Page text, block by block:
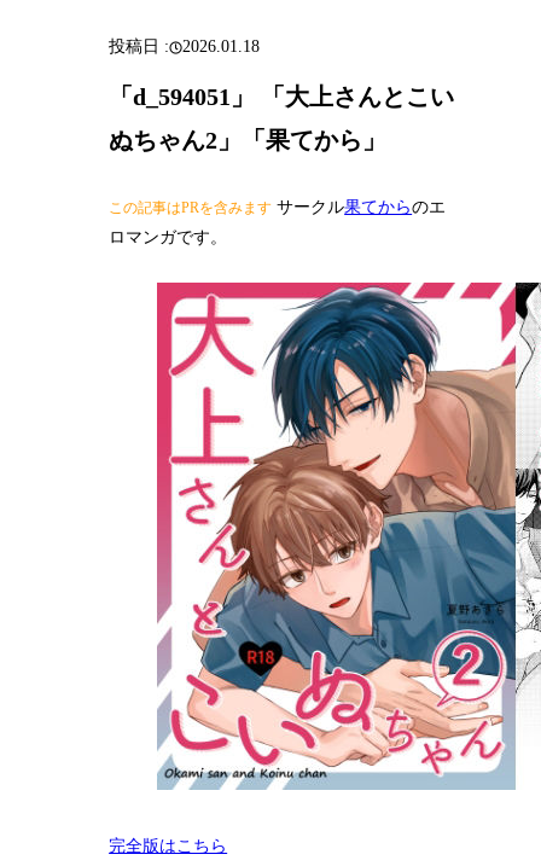
2026.01.18
「d_594051」 「大上さんとこい
ぬちゃん2」「果てから」
この記事はPRを含みます サークル果てからのエ
ロマンガです。
完全版はこちら